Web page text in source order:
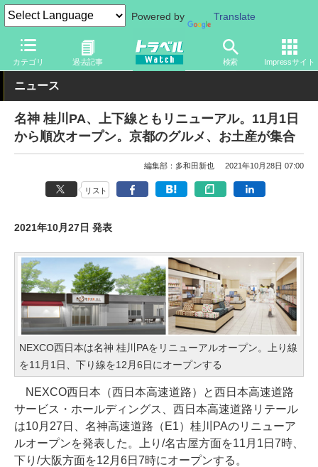
Powered by Translate
カテゴリ 過去記事 検索 Impressサイト
トラベル Watch 地域 国内旅行 京都・大阪
ニュース
名神 桂川PA、上下線ともリニューアル。11月1日
から順次オープン。京都のグルメ、お土産が集合
編集部：多和田新也 2021年10月28日 07:00
リスト
2021年10月27日 発表
NEXCO西日本は名神 桂川PAをリニューアルオープン。上り線
を11月1日、下り線を12月6日にオープンする
NEXCO西日本（西日本高速道路）と西日本高速道路
サービス・ホールディングス、西日本高速道路リテール
は10月27日、名神高速道路（E1）桂川PAのリニューア
ルオープンを発表した。上り/名古屋方面を11月1日7時、
下り/大阪方面を12月6日7時にオープンする。